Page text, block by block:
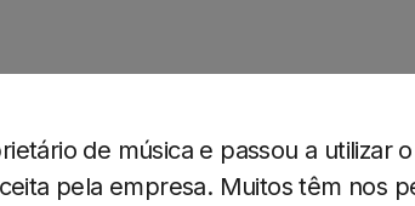
de música e passou a utilizar
pela empresa. Muitos têm nos